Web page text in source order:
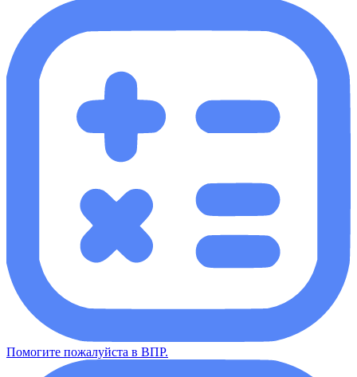
Помогите пожалуйста в ВПР.